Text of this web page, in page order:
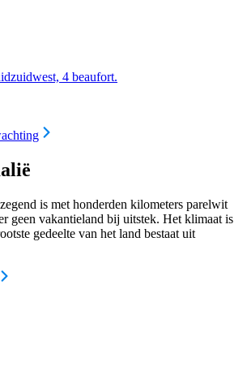
4 beaufort.
is met honderden kilometers parelwit
geen vakantieland bij uitstek. Het klimaat is
gedeelte van het land bestaat uit